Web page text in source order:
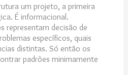
um projeto, a primeira
É informacional.
representam decisão de
específicos, quais
distintas. Só então os
padrões minimamente